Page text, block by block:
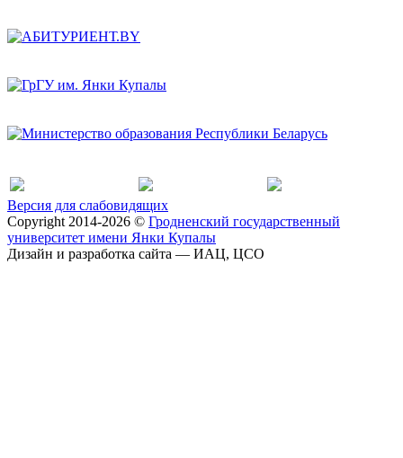
Версия для слабовидящих
Copyright 2014-2026 © Гродненский государственный
университет имени Янки Купалы
Дизайн и разработка сайта — ИАЦ, ЦСО